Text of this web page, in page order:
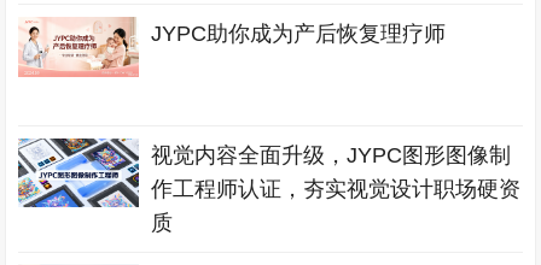
JYPC助你成为产后恢复理疗师
视觉内容全面升级，JYPC图形图像制
作工程师认证，夯实视觉设计职场硬资
质